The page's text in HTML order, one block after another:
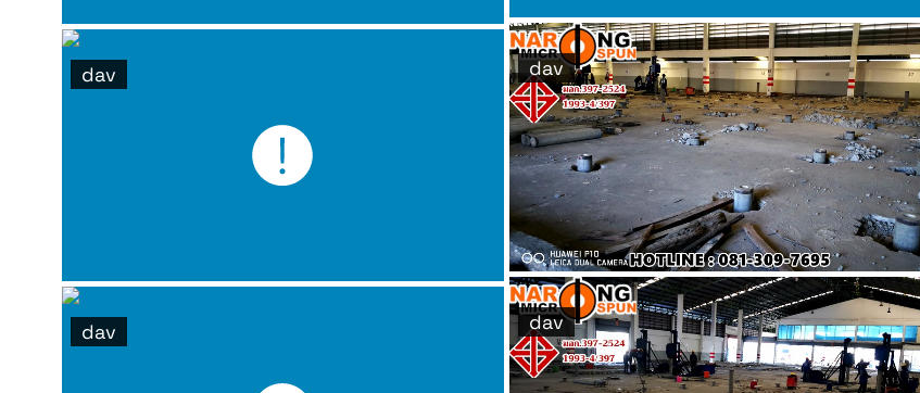
dav
dav
dav
dav